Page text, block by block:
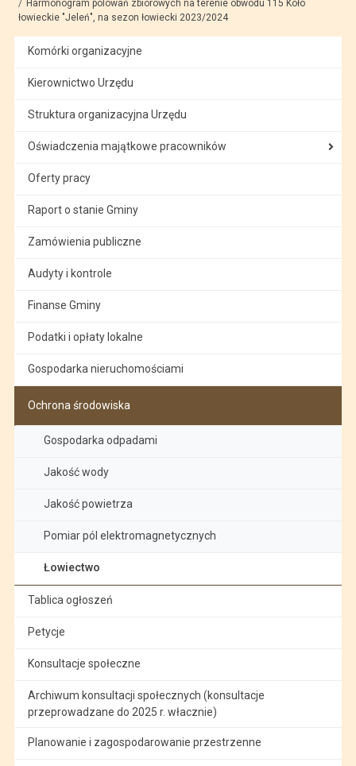
Harmonogram polowań zbiorowych na terenie obwodu 115 Koło
łowieckie "Jeleń", na sezon łowiecki 2023/2024
Komórki organizacyjne
Kierownictwo Urzędu
Struktura organizacyjna Urzędu
Oświadczenia majątkowe pracowników
Oferty pracy
Raport o stanie Gminy
Zamówienia publiczne
Audyty i kontrole
Finanse Gminy
Podatki i opłaty lokalne
Gospodarka nieruchomościami
Ochrona środowiska
Gospodarka odpadami
Jakość wody
Jakość powietrza
Pomiar pól elektromagnetycznych
Łowiectwo
Tablica ogłoszeń
Petycje
Konsultacje społeczne
Archiwum konsultacji społecznych (konsultacje
przeprowadzane do 2025 r. włacznie)
Planowanie i zagospodarowanie przestrzenne